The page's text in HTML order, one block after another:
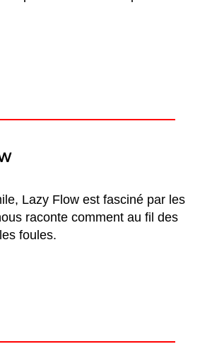
Lazy Flow est fasciné par les
raconte comment au fil des
foules.